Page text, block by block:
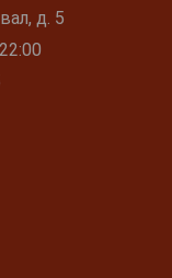
д. 5